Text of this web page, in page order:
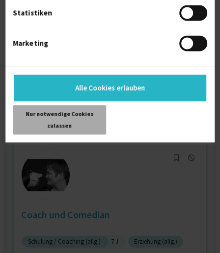
Statistiken
Marketing
Alle Cookies erlauben
Nur notwendige Cookies
zulassen
Verfügbarkeit einsehen
Coach und Comedian
Schulung / Coaching (allg.) 7 J. Erziehung (allg.)